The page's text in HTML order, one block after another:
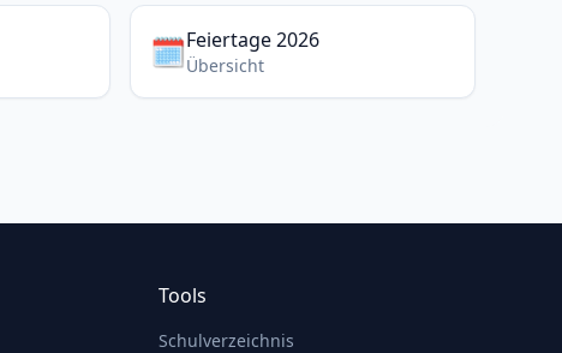
🗓️Feiertage 2026
Übersicht
Tools
Schulverzeichnis